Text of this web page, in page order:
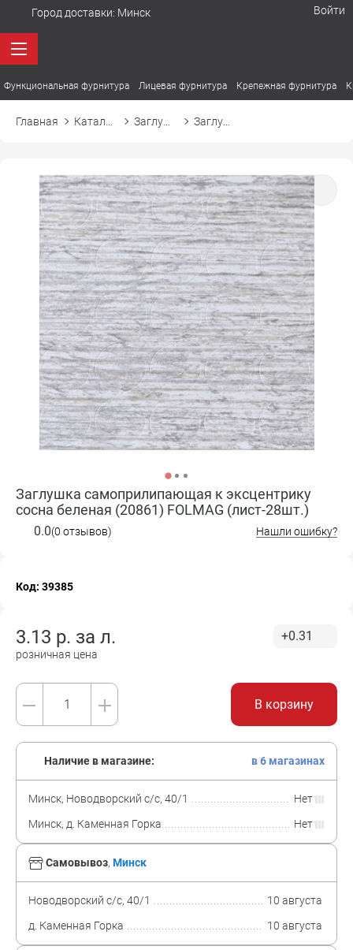
Город доставки: Минск Войти
Функциональная фурнитура Лицевая фурнитура Крепежная фурнитура
Главная
Заглушка самоприлипающая к эксцентрику
сосна беленая (20861) FOLMAG (лист-28шт.)
0.0(0 отзывов) Нашли ошибку?
Код: 39385
3.13 р. за л.
розничная цена
+0.31
В корзину
Самовывоз, Минск
Новодворский с/с, 40/1
10 августа
д. Каменная Горка
10 августа
Наличие в магазине: в 6 магазинах
Минск, Новодворский с/с, 40/1
Нет
Минск, д. Каменная Горка
Нет